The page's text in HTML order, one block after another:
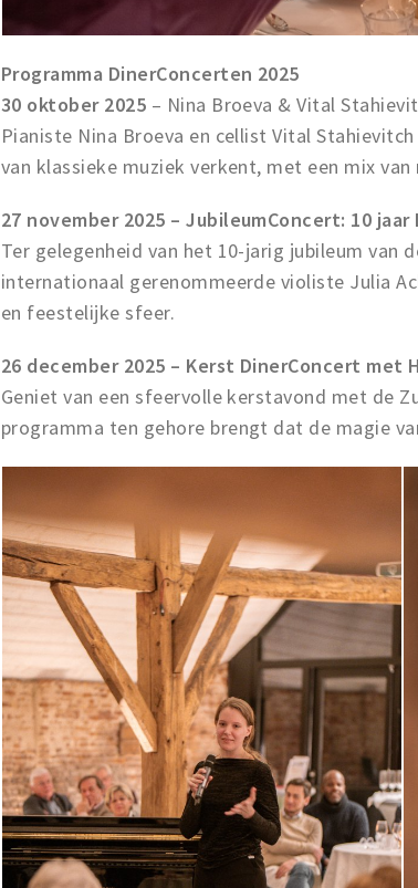
Programma DinerConcerten 2025
30 oktober 2025 – Nina Broeva & Vital
Pianiste Nina Broeva en cellist Vital
van klassieke muziek verkent, met een mix
27 november 2025 – JubileumConcert: 10
Ter gelegenheid van het 10-jarig jubileum van
internationaal gerenommeerde violiste Julia
en feestelijke sfeer.
26 december 2025 – Kerst DinerConcert met
Geniet van een sfeervolle kerstavond met de
programma ten gehore brengt dat de magie